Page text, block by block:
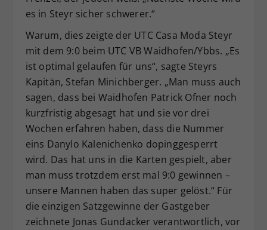
es in Steyr sicher schwerer.“
Warum, dies zeigte der UTC Casa Moda Steyr
mit dem 9:0 beim UTC VB Waidhofen/Ybbs. „Es
ist optimal gelaufen für uns“, sagte Steyrs
Kapitän, Stefan Minichberger. „Man muss auch
sagen, dass bei Waidhofen Patrick Ofner noch
kurzfristig abgesagt hat und sie vor drei
Wochen erfahren haben, dass die Nummer
eins Danylo Kalenichenko dopinggesperrt
wird. Das hat uns in die Karten gespielt, aber
man muss trotzdem erst mal 9:0 gewinnen –
unsere Mannen haben das super gelöst.“ Für
die einzigen Satzgewinne der Gastgeber
zeichnete Jonas Gundacker verantwortlich, vor